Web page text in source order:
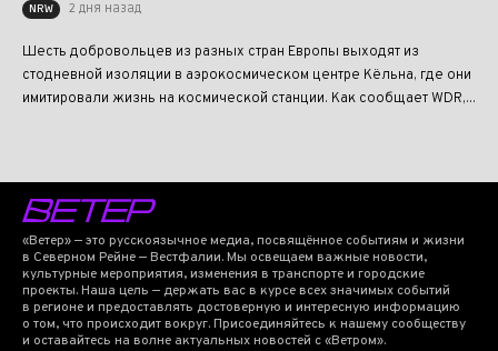
NRW 2 дня назад
Шесть добровольцев из разных стран Европы выходят из
стодневной изоляции в аэрокосмическом центре Кёльна, где они
имитировали жизнь на космической станции. Как сообщает WDR,...
«Ветер» — это русскоязычное медиа, посвящённое событиям и жизни
в Северном Рейне — Вестфалии. Мы освещаем важные новости,
культурные мероприятия, изменения в транспорте и городские
проекты. Наша цель — держать вас в курсе всех значимых событий
в регионе и предоставлять достоверную и интересную информацию
о том, что происходит вокруг. Присоединяйтесь к нашему сообществу
и оставайтесь на волне актуальных новостей с «Ветром».